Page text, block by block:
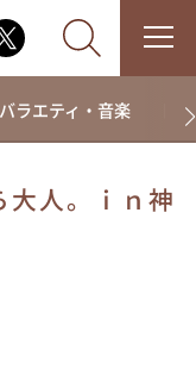
すとものいたっ
バラエティ・音楽 ド
人。ｉｎ神